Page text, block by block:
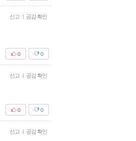
신고 | 공감 확인
0
0
신고 | 공감 확인
0
0
신고 | 공감 확인